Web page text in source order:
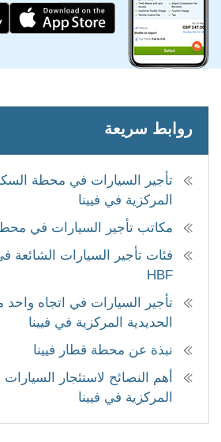
روابط سريعة
تأجير السيارات في محطة
المركزية في فيينا
مكاتب تأجير السيارات في
فئات تأجير السيارات
HBF
تأجير السيارات في اتجاه
الحديدية المركزية في فيينا
نبذة عن محطة قطار فيينا
أهم النصائح لاستئجار
المركزية في فيينا